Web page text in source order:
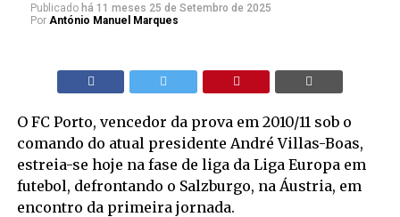
Publicado há 11 meses 25 de Setembro de 2025
Por António Manuel Marques
O FC Porto, vencedor da prova em 2010/11 sob o
comando do atual presidente André Villas-Boas,
estreia-se hoje na fase de liga da Liga Europa em
futebol, defrontando o Salzburgo, na Áustria, em
encontro da primeira jornada.